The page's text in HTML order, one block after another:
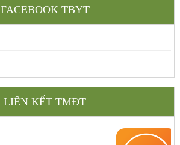
FACEBOOK TBYT
LIÊN KẾT TMĐT